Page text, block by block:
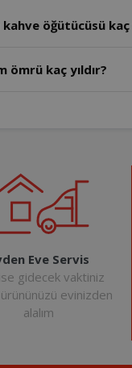
kahve öğütücüsü
ömrü kaç yıldır?
Eve Servis
gidecek vaktiniz
evinizden
alalım